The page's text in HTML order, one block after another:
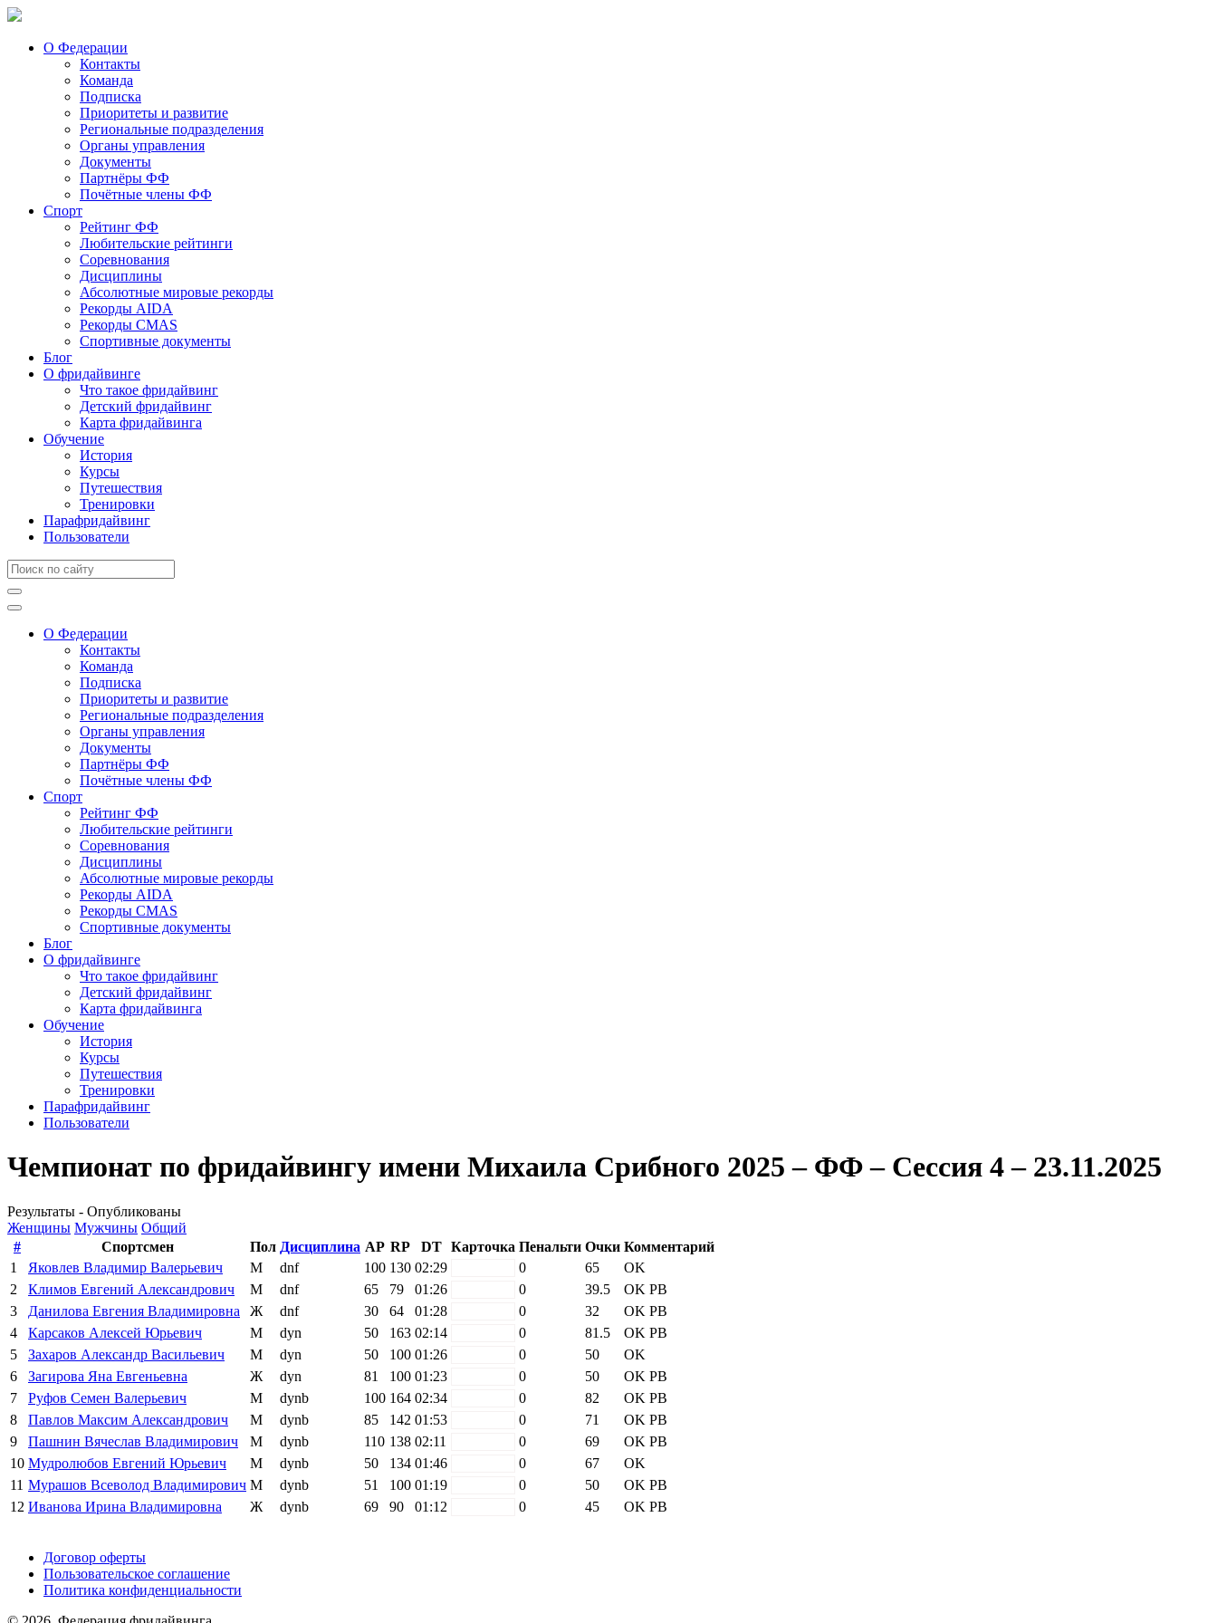
О Федерации
Контакты
Команда
Подписка
Приоритеты и развитие
Региональные подразделения
Органы управления
Документы
Партнёры ФФ
Почётные члены ФФ
Спорт
Рейтинг ФФ
Любительские рейтинги
Соревнования
Дисциплины
Абсолютные мировые рекорды
Рекорды AIDA
Рекорды CMAS
Спортивные документы
Блог
О фридайвинге
Что такое фридайвинг
Детский фридайвинг
Карта фридайвинга
Обучение
История
Курсы
Путешествия
Тренировки
Парафридайвинг
Пользователи
О Федерации
Контакты
Команда
Подписка
Приоритеты и развитие
Региональные подразделения
Органы управления
Документы
Партнёры ФФ
Почётные члены ФФ
Спорт
Рейтинг ФФ
Любительские рейтинги
Соревнования
Дисциплины
Абсолютные мировые рекорды
Рекорды AIDA
Рекорды CMAS
Спортивные документы
Блог
О фридайвинге
Что такое фридайвинг
Детский фридайвинг
Карта фридайвинга
Обучение
История
Курсы
Путешествия
Тренировки
Парафридайвинг
Пользователи
Чемпионат по фридайвингу имени Михаила Срибного 2025 – ФФ – Сессия 4 – 23.11.2025
Результаты - Опубликованы
Женщины Мужчины Общий
#
Спортсмен Пол Дисциплина AP RP DT Карточка Пенальти Очки Комментарий
1
Яковлев Владимир Валерьевич М dnf 100 130 02:29 0 65
OK
2
Климов Евгений Александрович М dnf 65 79 01:26 0 39.5 OK PB
3
Данилова Евгения Владимировна Ж dnf 30 64 01:28 0 32 OK PB
4
Карсаков Алексей Юрьевич М dyn 50 163 02:14 0 81.5 OK PB
5
Захаров Александр Васильевич М dyn 50 100 01:26 0 50
OK
6
Загирова Яна Евгеньевна Ж dyn 81 100 01:23 0 50 OK PB
7
Руфов Семен Валерьевич М dynb 100 164 02:34 0 82 OK PB
8
Павлов Максим Александрович М dynb 85 142 01:53 0 71 OK PB
9
Пашнин Вячеслав Владимирович М dynb 110 138 02:11 0 69 OK PB
10 Мудролюбов Евгений Юрьевич М dynb 50 134 01:46 0 67
OK
11 Мурашов Всеволод Владимирович М dynb 51 100 01:19 0 50 OK PB
12 Иванова Ирина Владимировна Ж dynb 69 90 01:12 0 45 OK PB
Договор оферты
Пользовательское соглашение
Политика конфиденциальности